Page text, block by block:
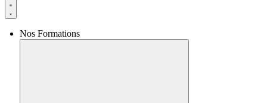
Nos Formations